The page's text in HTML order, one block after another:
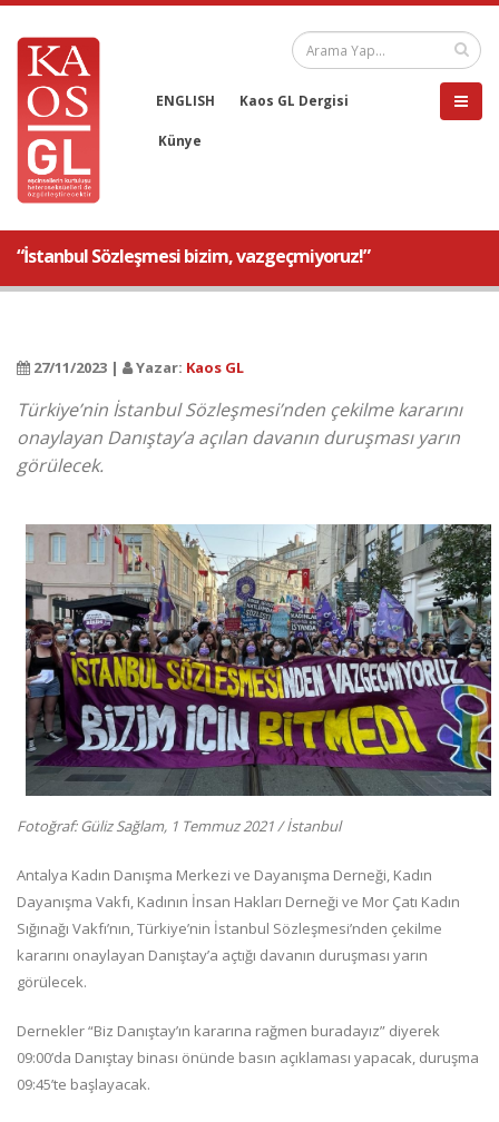
ENGLISH Kaos GL Dergisi
Künye
“İstanbul Sözleşmesi bizim, vazgeçmiyoruz!”
27/11/2023 | Yazar: Kaos GL
Türkiye’nin İstanbul Sözleşmesi’nden çekilme kararını
onaylayan Danıştay’a açılan davanın duruşması yarın
görülecek.
Fotoğraf: Güliz Sağlam, 1 Temmuz 2021 / İstanbul
Antalya Kadın Danışma Merkezi ve Dayanışma Derneği, Kadın
Dayanışma Vakfı, Kadının İnsan Hakları Derneği ve Mor Çatı Kadın
Sığınağı Vakfı’nın, Türkiye’nin İstanbul Sözleşmesi’nden çekilme
kararını onaylayan Danıştay’a açtığı davanın duruşması yarın
görülecek.
Dernekler “Biz Danıştay’ın kararına rağmen buradayız” diyerek
09:00’da Danıştay binası önünde basın açıklaması yapacak, duruşma
09:45’te başlayacak.